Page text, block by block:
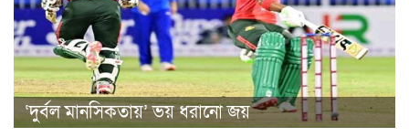
‘দুর্বল মানসিকতায়’ ভয় ধরানো জয়